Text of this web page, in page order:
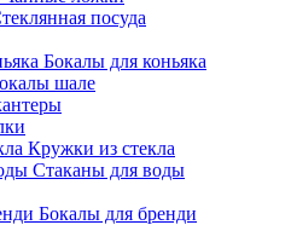
посуда
Бокалы для коньяка
шале
Кружки из стекла
Стаканы для воды
Бокалы для бренди